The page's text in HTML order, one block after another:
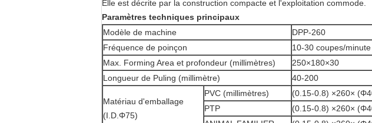
Elle est décrite par la construction compacte et l'exploitation commode.
Paramètres techniques principaux
Modèle de machine
DPP-260
Fréquence de poinçon
10-30 coupes/minute
Max. Forming Area et profondeur (millimètres)
250×180×30
Longueur de Puling (millimètre)
40-200
Matériau d'emballage
(I.D.Φ75)
PVC (millimètres)
(0.15-0.8) ×260×
PTP
(0.15-0.8) ×260×